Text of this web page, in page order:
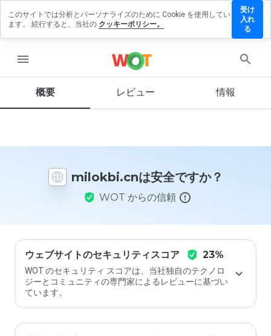
menu
概要 レビュー 情報
milokbi.cnは安全ですか？
WOT からの信頼
ウェブサイトのセキュリティスコア 23%
WOT のセキュリティ スコアは、当社独自のテクノロ
ジーとコミュニティの専門家によるレビューに基づい
ています。
ビュ
残す
この
イト
価し
ます
か？
このサイトでは分析とパーソナライズのために Cookie を使用してい
ます。 続行すると、当社の クッキーポリシー。
受け
入れ
る